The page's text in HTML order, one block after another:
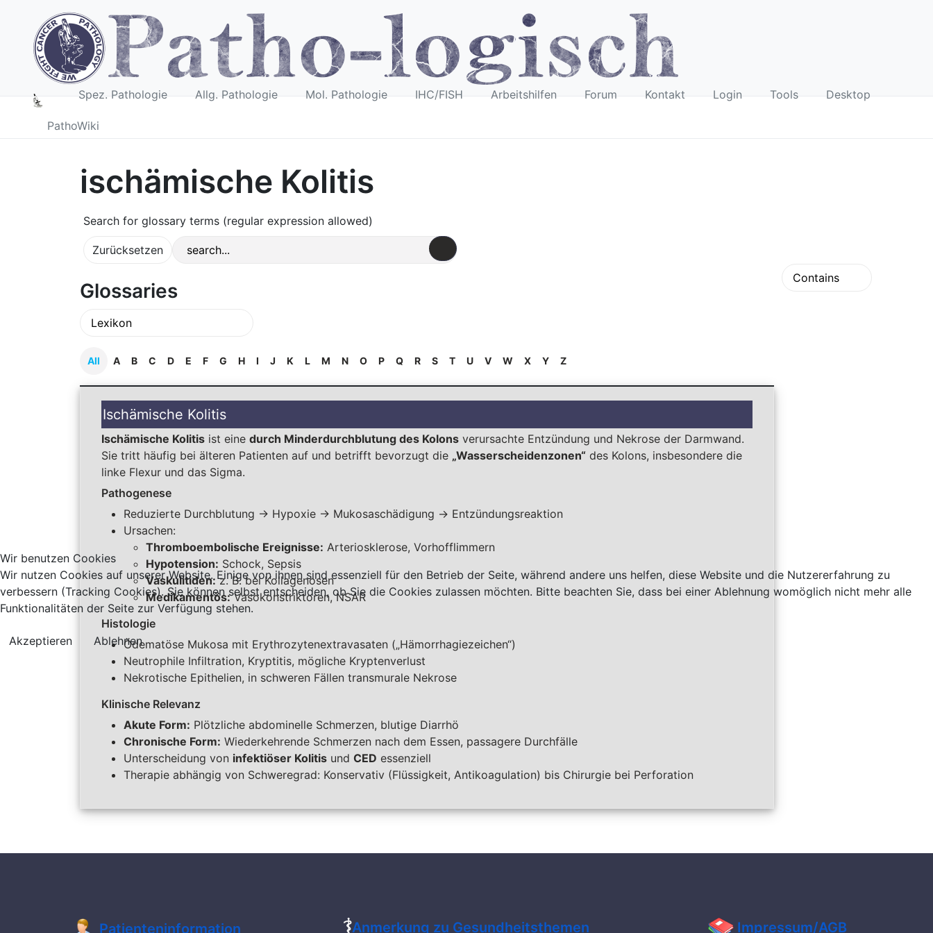
Spez. Pathologie Allg. Pathologie Mol. Pathologie IHC/FISH Arbeitshilfen Forum Kontakt Login Tools Desktop
PathoWiki
ischämische Kolitis
Search for glossary terms (regular expression allowed)
Glossaries
All A B C D E F G H I J K L M N O P Q R S T U V W X Y Z
Ischämische Kolitis
Ischämische Kolitis ist einedurch Minderdurchblutung des Kolons verursachte Entzündung und Nekrose der Darmwand.
Sie tritt häufig bei älteren Patienten auf und betrifft bevorzugt die „Wasserscheidenzonen“ des Kolons, insbesondere die
linke Flexur und das Sigma.
Pathogenese
Reduzierte Durchblutung → Hypoxie → Mukosaschädigung → Entzündungsreaktion
Ursachen:
Thromboembolische Ereignisse: Arteriosklerose, Vorhofflimmern
Hypotension: Schock, Sepsis
Vaskulitiden:z. B. bei Kollagenosen
Medikamentös:Vasokonstriktoren,NSAR
Histologie
Ödematöse Mukosa mit Erythrozytenextravasaten („Hämorrhagiezeichen“)
Neutrophile Infiltration, Kryptitis, mögliche Kryptenverlust
Nekrotische Epithelien, in schweren Fällen transmurale Nekrose
Klinische Relevanz
Akute Form: Plötzliche abdominelle Schmerzen, blutige Diarrhö
Chronische Form: Wiederkehrende Schmerzen nach dem Essen, passagere Durchfälle
Unterscheidung von infektiöser Kolitis undCED essenziell
Therapie abhängig von Schweregrad: Konservativ (Flüssigkeit, Antikoagulation) bis Chirurgie bei Perforation
Patienteninformation Anmerkung zu Gesundheitsthemen Impressum/AGB
Wir benutzen Cookies
Wir nutzen Cookies auf unserer Website. Einige von ihnen sind essenziell für den Betrieb der Seite, während andere uns helfen, diese Website und die Nutzererfahrung zu
verbessern (Tracking Cookies). Sie können selbst entscheiden, ob Sie die Cookies zulassen möchten. Bitte beachten Sie, dass bei einer Ablehnung womöglich nicht mehr alle
Funktionalitäten der Seite zur Verfügung stehen.
Akzeptieren Ablehnen